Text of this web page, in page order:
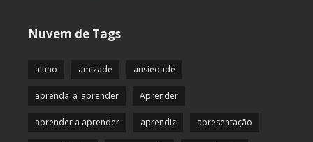
Nuvem de Tags
aluno amizade ansiedade
aprenda_a_aprender Aprender
aprender a aprender aprendiz apresentação